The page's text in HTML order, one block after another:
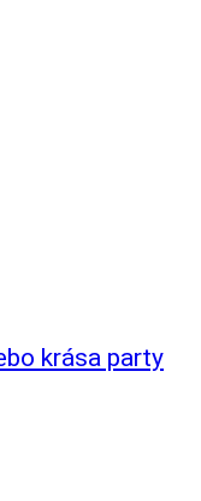
krása party